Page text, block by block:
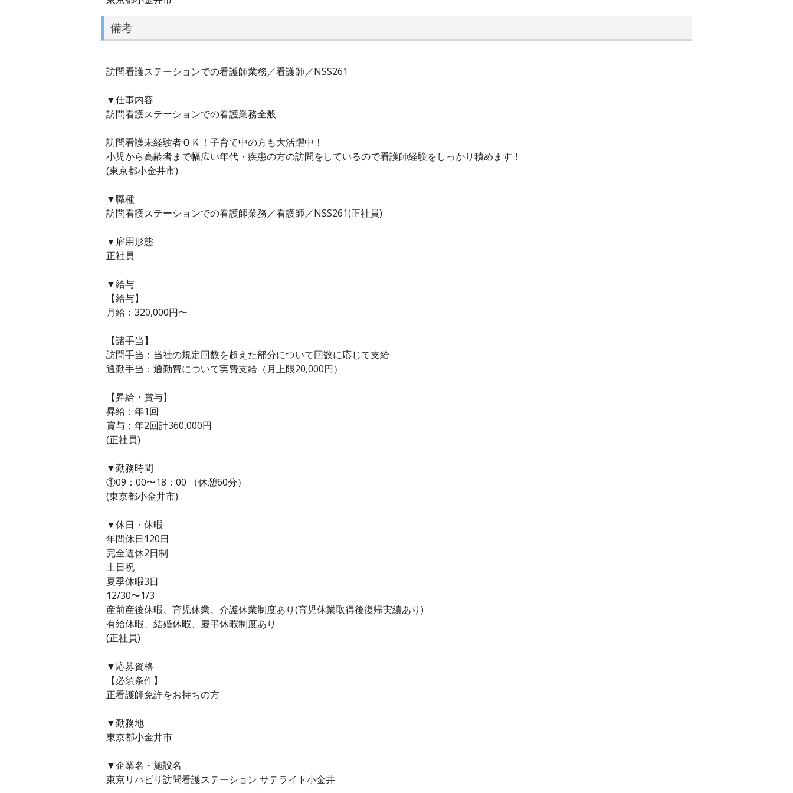
備考
訪問看護ステーションでの看護師業務／看護師／NSS261
▼仕事内容
訪問看護ステーションでの看護業務全般
訪問看護未経験者ＯＫ！子育て中の方も大活躍中！
小児から高齢者まで幅広い年代・疾患の方の訪問をしているので看護師経験をしっかり積めます！
(東京都小金井市)
▼職種
訪問看護ステーションでの看護師業務／看護師／NSS261(正社員)
▼雇用形態
正社員
▼給与
【給与】
月給：320,000円〜
【諸手当】
訪問手当：当社の規定回数を超えた部分について回数に応じて支給
通勤手当：通勤費について実費支給（月上限20,000円）
【昇給・賞与】
昇給：年1回
賞与：年2回計360,000円
(正社員)
▼勤務時間
①09：00〜18：00 （休憩60分）
(東京都小金井市)
▼休日・休暇
年間休日120日
完全週休2日制
土日祝
夏季休暇3日
12/30〜1/3
産前産後休暇、育児休業、介護休業制度あり(育児休業取得後復帰実績あり)
有給休暇、結婚休暇、慶弔休暇制度あり
(正社員)
▼応募資格
【必須条件】
正看護師免許をお持ちの方
▼勤務地
東京都小金井市
▼企業名・施設名
東京リハビリ訪問看護ステーション サテライト小金井